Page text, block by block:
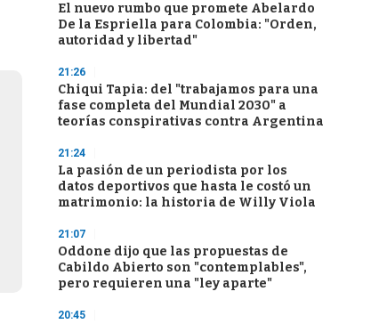
El nuevo rumbo que promete Abelardo
De la Espriella para Colombia: "Orden,
autoridad y libertad"
21:26
Chiqui Tapia: del "trabajamos para una
fase completa del Mundial 2030" a
teorías conspirativas contra Argentina
21:24
La pasión de un periodista por los
datos deportivos que hasta le costó un
matrimonio: la historia de Willy Viola
21:07
Oddone dijo que las propuestas de
Cabildo Abierto son "contemplables",
pero requieren una "ley aparte"
20:45